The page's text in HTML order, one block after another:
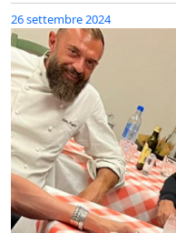
26 settembre 2024